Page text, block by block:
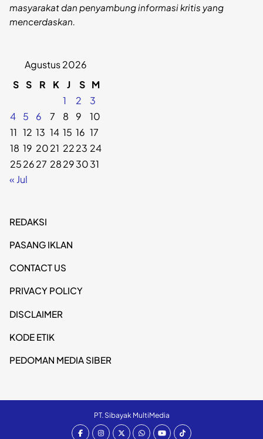
masyarakat dan penyambung informasi kritis yang
mencerdaskan.
Agustus 2026
S S R K J S M
1
2
3
4
5 6 7 8 9
10
11 12 13 14 15 16 17
18 19 2021 2223 24
252627 28293031
« Jul
REDAKSI
PASANG IKLAN
CONTACT US
PRIVACY POLICY
DISCLAIMER
KODE ETIK
PEDOMAN MEDIA SIBER
PT. Sibayak MultiMedia